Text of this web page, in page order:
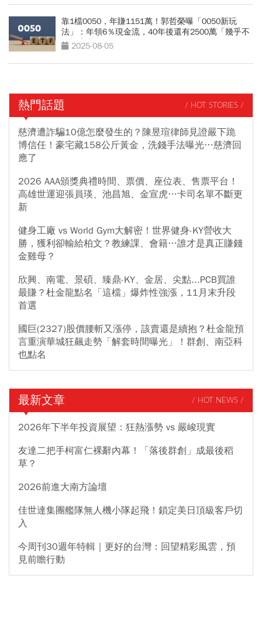
靠1檔0050，年賺1151萬！郭哲榮曝「0050新玩
法」：年領6％現金流，40年後還有2500萬「幾乎不
可能賣光」
2025-08-05
熱門話題 / HOT STORIES /
慈濟遭詐騙10億怎麼發生的？陳昱瑄律師見證嚴下跪
博信任！豪宅藏158公斤黃金，洗錢手法曝光…慈濟回
應了
2026 AAA頒獎典禮時間、票價、座位表、售票平台！
高雄世運迎張員瑛、池昌旭、金宣虎…卡司名單不斷更
新
健身工廠 vs World Gym大解密！世界健身-KY營收大
勝，獲利卻輸給柏文？教練課、會籍…誰才是真正賺錢
金雞母？
欣興、南電、景碩、臻鼎-KY、金居、尖點...PCB買誰
最賺？杜金龍點名「這檔」爆炸性強漲，11月末升段
首選
國巨(2327)股價腰斬又漲停，該賣還是續抱？杜金龍預
言重演華城狂飆走勢「解套時間曝光」！群創、南亞科
也點名
最新文章 / HOT NEWS /
2026年下半年投資展望：狂熱漲勢 vs 嚴峻現實
友達二把手柯富仁裸辭內幕！「落後群創」成最後稻
草？
2026前進大南方論壇
佳世達集團艦隊無人機小隊起飛！鎖定美日頂級客戶切
入
今周刊30週年特輯｜更好的台灣：回望精彩風雲，預
見前瞻行動